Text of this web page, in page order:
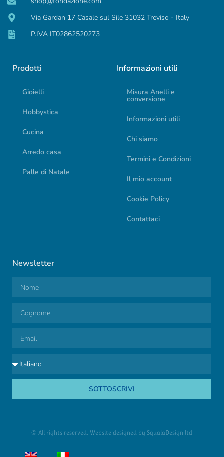
Via Gardan 17 Casale sul Sile 31032 Treviso - Italy
P.IVA IT02862520273
Prodotti
Gioielli
Hobbystica
Cucina
Arredo casa
Palle di Natale
Informazioni utili
Misura Anelli e
conversione
Informazioni utili
Chi siamo
Termini e Condizioni
Il mio account
Cookie Policy
Contattaci
Newsletter
SOTTOSCRIVI
© All rights reserved. Website designed by SqualaDesign ltd